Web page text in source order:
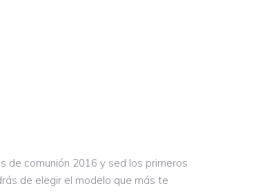
de comunión 2016 y sed los primeros
de elegir el modelo que más te